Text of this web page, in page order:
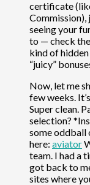
certificate
Commission),
seeing your
to — check
kind of
“juicy”
Now, let me
few weeks.
Super clean.
selection?
some oddball
here: aviator
team. I had a
got back to
sites where